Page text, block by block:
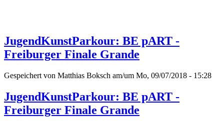
JugendKunstParkour: BE pART -
Freiburger Finale Grande
Gespeichert von Matthias Boksch am/um Mo, 09/07/2018 - 15:28
JugendKunstParkour: BE pART -
Freiburger Finale Grande